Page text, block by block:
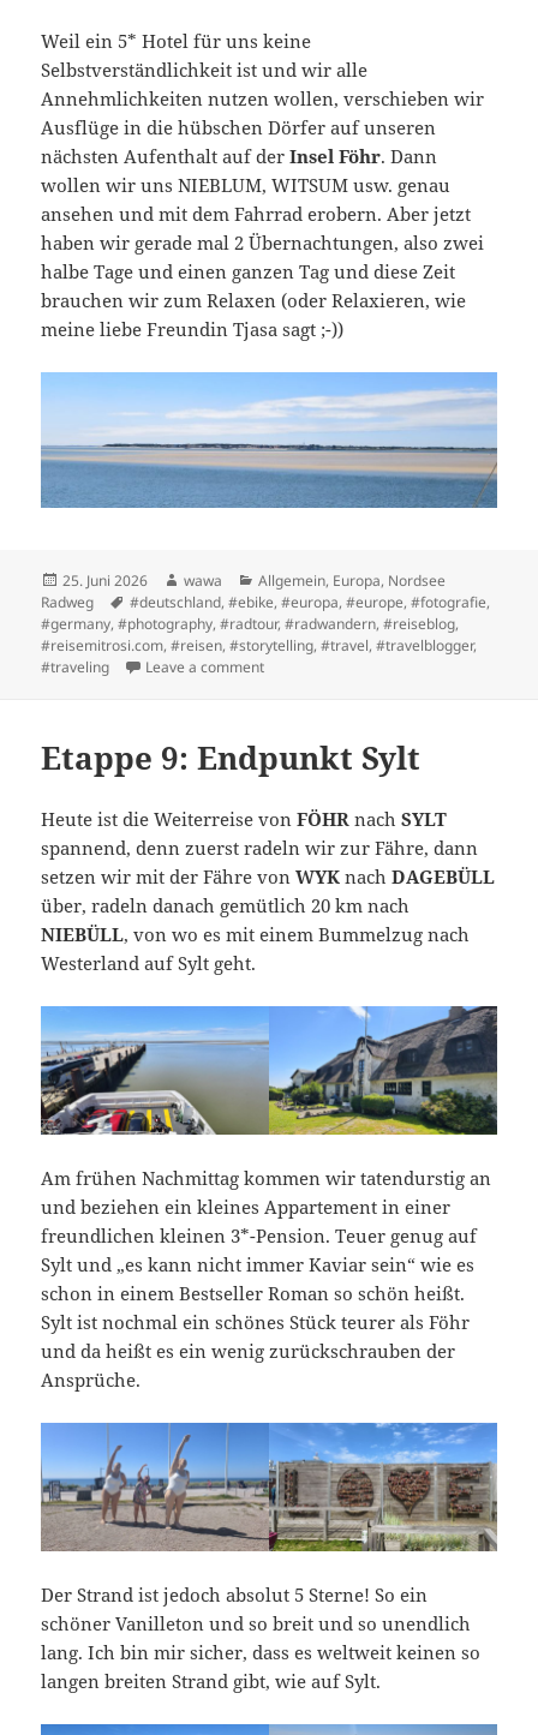
Weil ein 5* Hotel für uns keine
Selbstverständlichkeit ist und wir alle
Annehmlichkeiten nutzen wollen, verschieben wir
Ausflüge in die hübschen Dörfer auf unseren
nächsten Aufenthalt auf derInsel Föhr. Dann
wollen wir uns NIEBLUM, WITSUM usw. genau
ansehen und mit dem Fahrrad erobern. Aber jetzt
haben wir gerade mal 2 Übernachtungen, also zwei
halbe Tage und einen ganzen Tag und diese Zeit
brauchen wir zum Relaxen (oder Relaxieren, wie
meine liebe Freundin Tjasa sagt ;-))
Posted
on
25. Juni 2026 Author
wawa Categories
Allgemein, Europa, Nordsee
Radweg
Tags
#deutschland,#ebike,#europa,#europe,#fotografie,
#germany,#photography,#radtour,#radwandern,#reiseblog,
#reisemitrosi.com,#reisen,#storytelling,#travel,#travelblogger,
#traveling
Leave a commenton Ich habe mich in Föhr verliebt
Etappe 9: Endpunkt Sylt
Heute ist die Weiterreise vonFÖHRnachSYLT
spannend, denn zuerst radeln wir zur Fähre, dann
setzen wir mit der Fähre vonWYKnachDAGEBÜLL
über, radeln danach gemütlich 20 km nach
NIEBÜLL, von wo es mit einem Bummelzug nach
Westerland auf Sylt geht.
Am frühen Nachmittag kommen wir tatendurstig an
und beziehen ein kleines Appartement in einer
freundlichen kleinen 3*-Pension. Teuer genug auf
Sylt und „es kann nicht immer Kaviar sein“ wie es
schon in einem Bestseller Roman so schön heißt.
Sylt ist nochmal ein schönes Stück teurer als Föhr
und da heißt es ein wenig zurückschrauben der
Ansprüche.
Der Strand ist jedoch absolut 5 Sterne! So ein
schöner Vanilleton und so breit und so unendlich
lang. Ich bin mir sicher, dass es weltweit keinen so
langen breiten Strand gibt, wie auf Sylt.